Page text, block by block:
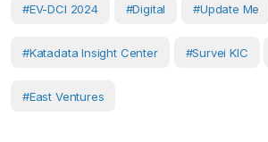
#EV-DCI 2024 #Digital #Update Me
#Katadata Insight Center #Survei KIC
#East Ventures